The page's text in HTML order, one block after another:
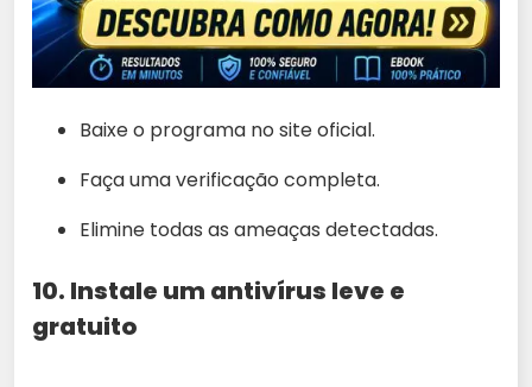
Baixe o programa no site oficial.
Faça uma verificação completa.
Elimine todas as ameaças detectadas.
10. Instale um antivírus leve e
gratuito